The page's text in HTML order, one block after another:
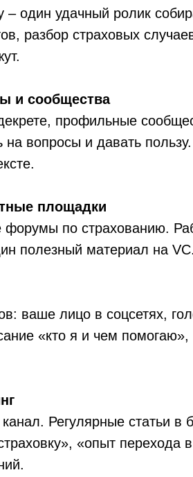
один удачный ролик
разбор страховых
и сообщества
профильные
вопросы и давать
площадки
по страхованию.
полезный материал на
ваше лицо в соцсетях,
«кто я и чем
Регулярные статьи в
«опыт перехода